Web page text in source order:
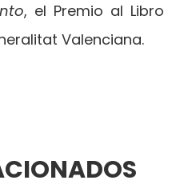
, el Premio al Libro
Valenciana.